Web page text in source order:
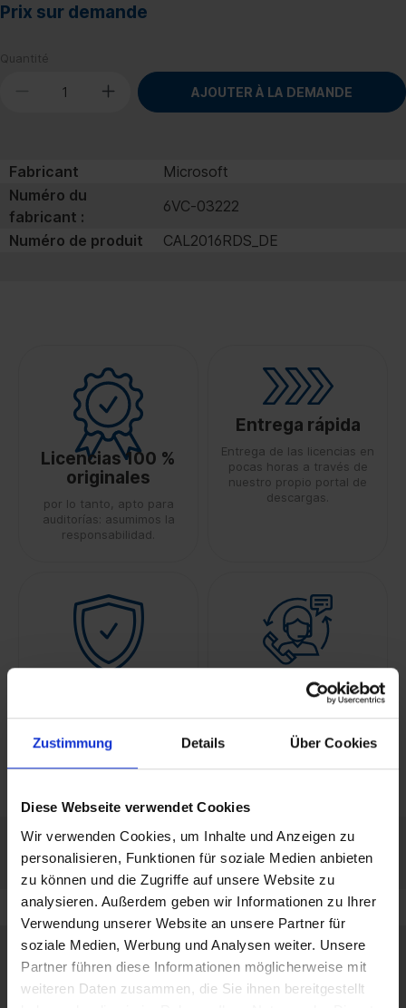
Zustimmung Details Über Cookies
Diese Webseite verwendet Cookies
Wir verwenden Cookies, um Inhalte und Anzeigen zu
personalisieren, Funktionen für soziale Medien anbieten
zu können und die Zugriffe auf unsere Website zu
analysieren. Außerdem geben wir Informationen zu Ihrer
Verwendung unserer Website an unsere Partner für
soziale Medien, Werbung und Analysen weiter. Unsere
Partner führen diese Informationen möglicherweise mit
weiteren Daten zusammen, die Sie ihnen bereitgestellt
Prix sur demande
Quantité
AJOUTER À LA DEMANDE
Fabricant
Microsoft
Numéro du
fabricant :
6VC‐03222
Numéro de produit
CAL2016RDS_DE
Licencias 100 %
originales
por lo tanto, apto para
auditorías: asumimos la
responsabilidad.
Entrega rápida
Entrega de las licencias en
pocas horas a través de
nuestro propio portal de
descargas.
licencia certificada por
Asistencia rápida
amplia experiencia